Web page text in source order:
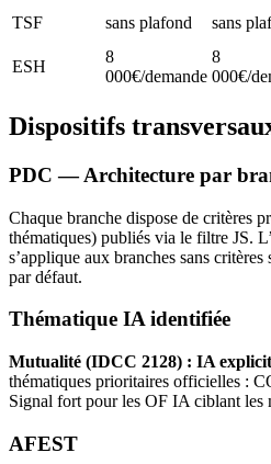
TSF
sans plafond sans
ESH
8
000€/demande
8
000€/
Dispositifs
PDC — Architecture par
Chaque branche dispose de critères
thématiques) publiés via le filtre JS.
s’applique aux branches sans
par défaut.
Thématique IA identifiée
Mutualité (IDCC 2128) : IA
thématiques prioritaires officielles :
Signal fort pour les OF IA ciblant les
AFEST